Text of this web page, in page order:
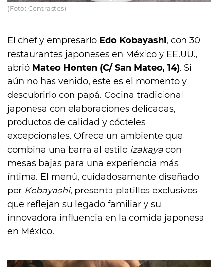
(Foto: Contrastes)
El chef y empresario Edo Kobayashi, con 30
restaurantes japoneses en México y EE.UU.,
abrió Mateo Honten (C/ San Mateo, 14). Si
aún no has venido, este es el momento y
descubrirlo con papá. Cocina tradicional
japonesa con elaboraciones delicadas,
productos de calidad y cócteles
excepcionales. Ofrece un ambiente que
combina una barra al estilo izakaya con
mesas bajas para una experiencia más
íntima. El menú, cuidadosamente diseñado
por Kobayashi, presenta platillos exclusivos
que reflejan su legado familiar y su
innovadora influencia en la comida japonesa
en México.